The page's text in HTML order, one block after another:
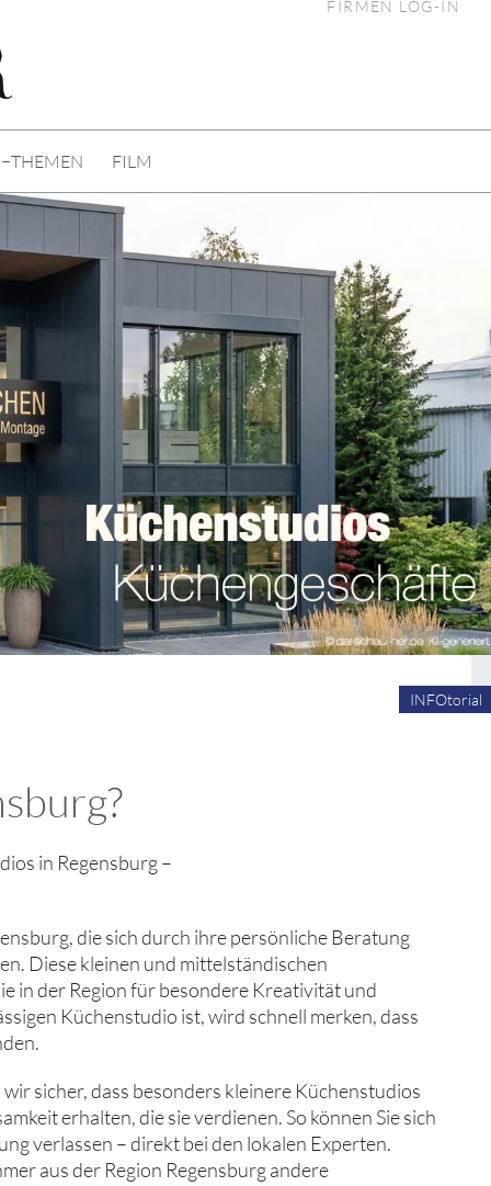
FIRMEN LOG-IN
FILM
INFOtorial
in Regensburg –
die sich durch ihre persönliche Beratung
Diese kleinen und mittelständischen
in der Region für besondere Kreativität und
Küchenstudio ist, wird schnell merken, dass
sicher, dass besonders kleinere Küchenstudios
erhalten, die sie verdienen. So können Sie sich
verlassen – direkt bei den lokalen Experten.
aus der Region Regensburg andere